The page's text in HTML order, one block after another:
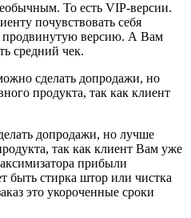
То есть VIP-версии.
почувствовать себя
продвинутую версию. А Вам
средний чек.
сделать допродажи, но
продукта, так как клиент
допродажи, но лучше
так как клиент Вам уже
прибыли
быть стирка штор или чистка
это укороченные сроки